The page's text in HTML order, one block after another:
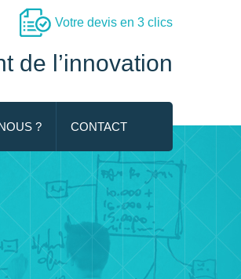
Votre devis en 3 clics
de l’innovation
? CONTACT